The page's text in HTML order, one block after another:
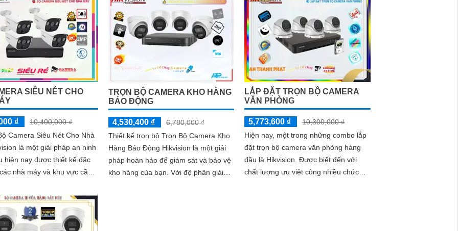
chóng
SIÊU NÉT CHO
₫
10,400,000 ₫
Camera Siêu Nét Cho Nhà
là một giải pháp an ninh
hiện nay được thiết kế đặc
nhà máy và khu vực cần
TRỌN BỘ CAMERA KHO HÀNG
BÁO ĐỘNG
4,530,400 ₫
6,780,000 ₫
Thiết kế trọn bộ Trọn Bộ Camera Kho
Hàng Báo Động Hikvision là một giải
pháp hoàn hảo để giám sát và bảo vệ
kho hàng của bạn. Với độ phân giải
LẮP ĐẶT TRỌN BỘ CAMERA
VĂN PHÒNG
5,773,600 ₫
10,300,000 ₫
Hiện nay, một trong những combo lắp
đặt trọn bộ camera văn phòng hàng
đầu là Hikvision. Được biết đến với
chất lượng ưu việt cùng nhiều chức